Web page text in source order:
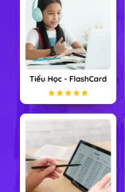
lưu loát một bài
ánh trăng, sự cảm